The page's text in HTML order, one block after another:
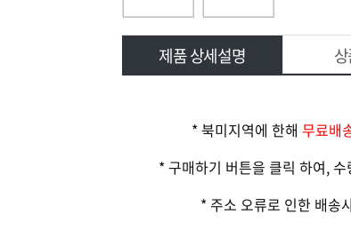
제품 상세설명
* 북미지역에 한해 무료배
* 구매하기 버튼을 클릭 하여,
* 주소 오류로 인한 배송